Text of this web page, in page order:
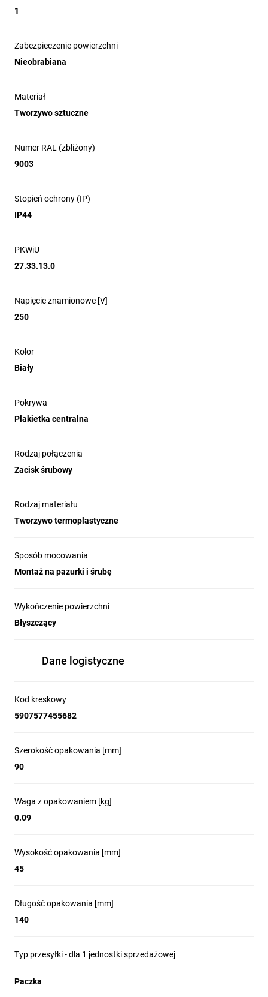
1
Zabezpieczenie powierzchni
Nieobrabiana
Materiał
Tworzywo sztuczne
Numer RAL (zbliżony)
9003
Stopień ochrony (IP)
IP44
PKWiU
27.33.13.0
Napięcie znamionowe [V]
250
Kolor
Biały
Pokrywa
Plakietka centralna
Rodzaj połączenia
Zacisk śrubowy
Rodzaj materiału
Tworzywo termoplastyczne
Sposób mocowania
Montaż na pazurki i śrubę
Wykończenie powierzchni
Błyszczący
Dane logistyczne
Kod kreskowy
5907577455682
Szerokość opakowania [mm]
90
Waga z opakowaniem [kg]
0.09
Wysokość opakowania [mm]
45
Długość opakowania [mm]
140
Typ przesyłki - dla 1 jednostki sprzedażowej
Paczka